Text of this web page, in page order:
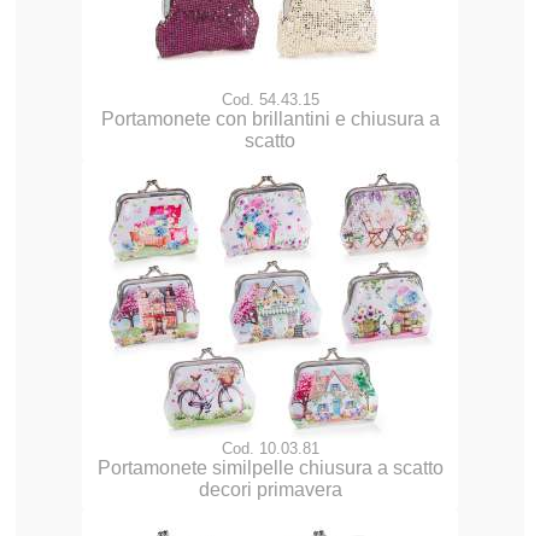
Cod. 54.43.15
Portamonete con brillantini e chiusura a
scatto
Cod. 10.03.81
Portamonete similpelle chiusura a scatto
decori primavera